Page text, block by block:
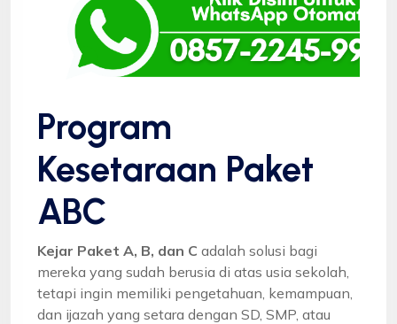
Program
Kesetaraan Paket
ABC
Kejar Paket A, B, dan C adalah solusi bagi
mereka yang sudah berusia di atas usia sekolah,
tetapi ingin memiliki pengetahuan, kemampuan,
dan ijazah yang setara dengan SD, SMP, atau